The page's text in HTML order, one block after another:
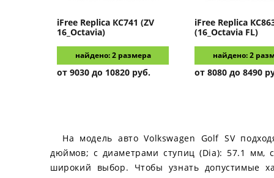
iFree Replica КС741 (ZV
16_Octavia)
найдено: 2 размера
от 9030 до 10820 руб.
iFree Replica
(16_Octavia FL)
найдено: 2
от 8080 до 8490
На модель авто Volkswagen Golf SV
дюймов; с диаметрами ступиц (Dia): 57.1 мм,
широкий выбор. Чтобы узнать допустимые